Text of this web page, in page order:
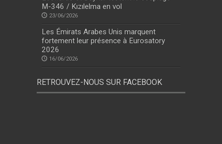
M-346 / Kızılelma en vol
23/06/2026
Les Émirats Arabes Unis marquent
fortement leur présence à Eurosatory
2026
16/06/2026
RETROUVEZ-NOUS SUR FACEBOOK